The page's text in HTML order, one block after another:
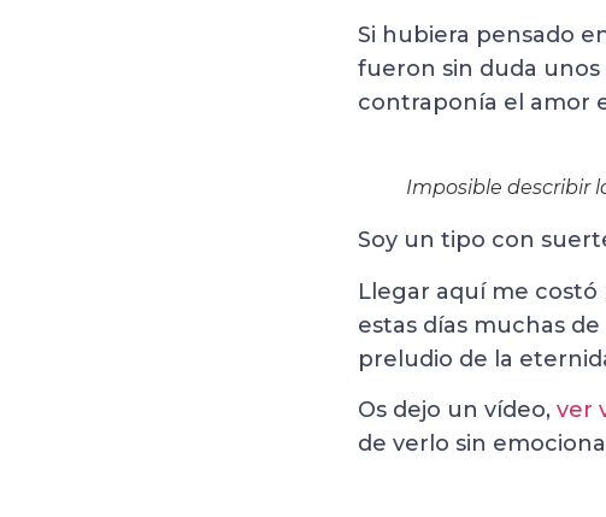
Si hubiera pensado
fueron sin duda
contraponía el amor
Imposible describir
Soy un tipo con
Llegar aquí me
estas días muchas
preludio de la
Os dejo un vídeo, ver
de verlo sin